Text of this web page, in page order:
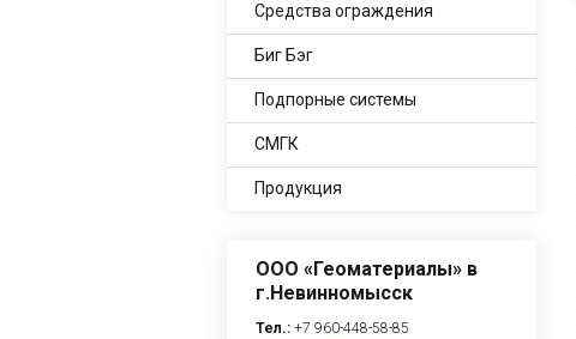
Средства ограждения
Биг Бэг
Подпорные системы
СМГК
Продукция
ООО «Геоматериалы» в
г.Невинномысск
Тел.: +7 960-448-58-85